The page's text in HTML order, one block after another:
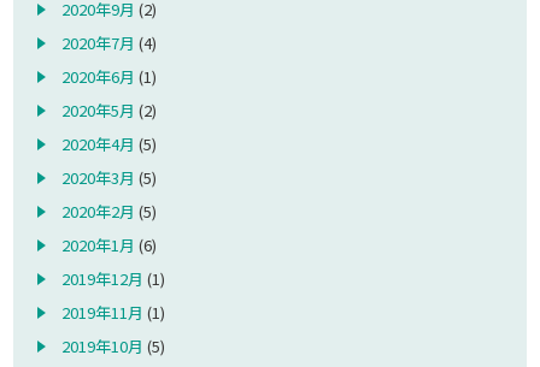
2020年9月 (2)
2020年7月 (4)
2020年6月 (1)
2020年5月 (2)
2020年4月 (5)
2020年3月 (5)
2020年2月 (5)
2020年1月 (6)
2019年12月 (1)
2019年11月 (1)
2019年10月 (5)